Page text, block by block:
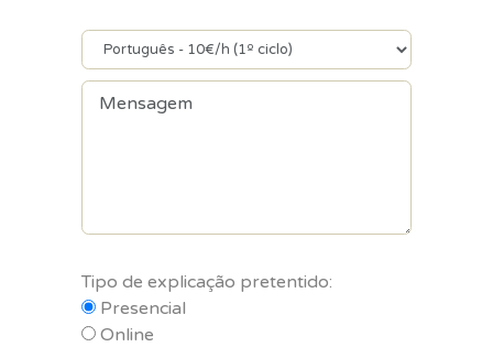
Tipo de explicação pretentido:
Presencial
Online